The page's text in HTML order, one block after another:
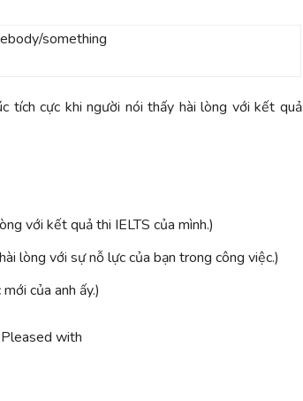
something
tích cực khi người nói thấy hài lòng với kết quả
với kết quả thi IELTS của mình.)
lòng với sự nỗ lực của bạn trong công việc.)
của anh ấy.)